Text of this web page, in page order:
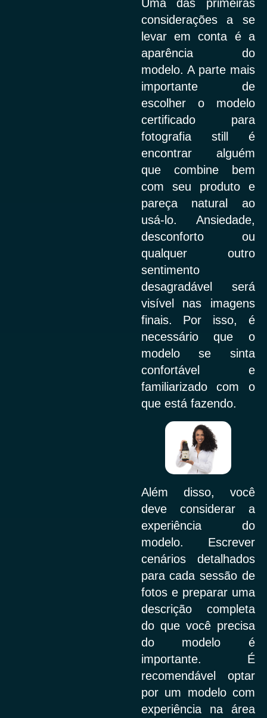
Uma das primeiras
considerações a se
levar em conta é a
aparência do
modelo. A parte mais
importante de
escolher o modelo
certificado para
fotografia still é
encontrar alguém
que combine bem
com seu produto e
pareça natural ao
usá-lo. Ansiedade,
desconforto ou
qualquer outro
sentimento
desagradável será
visível nas imagens
finais. Por isso, é
necessário que o
modelo se sinta
confortável e
familiarizado com o
que está fazendo.
Além disso, você
deve considerar a
experiência do
modelo. Escrever
cenários detalhados
para cada sessão de
fotos e preparar uma
descrição completa
do que você precisa
do modelo é
importante. É
recomendável optar
por um modelo com
experiência na área